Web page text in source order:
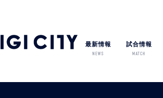
最新情報
NEWS
試合情報
MATCH